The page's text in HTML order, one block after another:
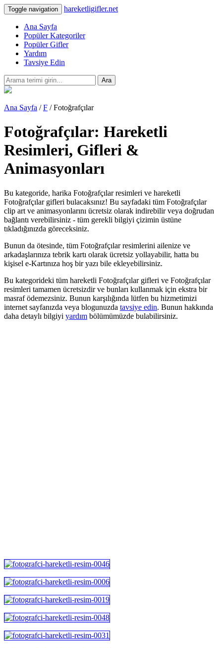
Toggle navigation hareketligifler.net
Ana Sayfa
Popüler Kategoriler
Popüler Gifler
Yardım
Tavsiye Edin
Ara
Ana Sayfa /F / Fotoğrafçılar
Fotoğrafçılar: Hareketli
Resimleri, Gifleri &
Animasyonları
Bu kategoride, harika Fotoğrafçılar resimleri ve hareketli
Fotoğrafçılar gifleri bulacaksınız! Bu sayfadaki tüm Fotoğrafçılar
clip art ve animasyonlarını ücretsiz olarak indirebilir veya doğrudan
bağlantı verebilirsiniz - tüm gerekli bilgiyi çizimin üstüne
tıkladığınızda göreceksiniz.
Bunun da ötesinde, tüm Fotoğrafçılar resimlerini ailenize ve
arkadaşlarınıza tebrik kartı olarak ücretsiz yollayabilir, hatta bu
kişisel e-Kartınıza hoş bir yazı bile ekleyebilirsiniz.
Bu kategorideki tüm hareketli Fotoğrafçılar gifleri ve Fotoğrafçılar
resimleri tamamen ücretsizdir ve bunları kullanmak için ekstra bir
masraf ödemezsiniz. Bunun karşılığında lütfen bu hizmetimizi
internet sayfanızda veya blogunuzda tavsiye edin. Bunun hakkında
daha detaylı bilgiyi yardım bölümümüzde bulabilirsiniz.